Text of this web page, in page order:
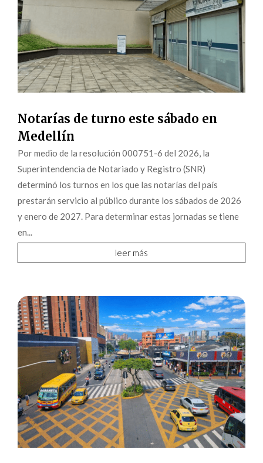
Notarías de turno este sábado en
Medellín
Por medio de la resolución 000751-6 del 2026, la
Superintendencia de Notariado y Registro (SNR)
determinó los turnos en los que las notarías del país
prestarán servicio al público durante los sábados de 2026
y enero de 2027. Para determinar estas jornadas se tiene
en...
leer más